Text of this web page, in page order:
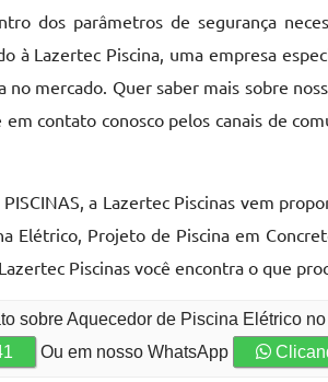
dos parâmetros de segurança
à Lazertec Piscina, uma empresa
mercado. Quer saber mais sobre
contato conosco pelos canais de
a Lazertec Piscinas vem
Elétrico, Projeto de Piscina em
Piscinas você encontra o que
sobre Aquecedor de Piscina Elétrico
Ou em nosso WhatsApp